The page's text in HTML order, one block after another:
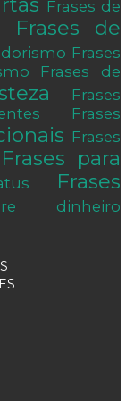
Frases de
Frases de
Frases
Frases de
Frases
Frases
Frases
Frases para
Frases
dinheiro